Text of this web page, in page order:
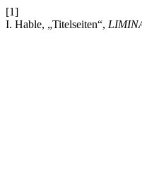
[1]
I. Hable, „Titelseiten“,